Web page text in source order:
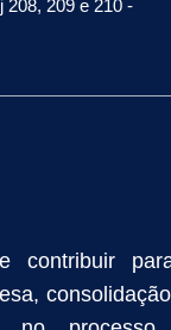
Industrial
Criação de Site para
208, 209 e 210 -
contribuir